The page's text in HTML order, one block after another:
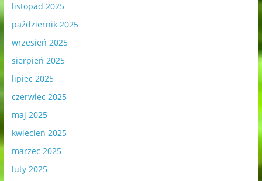
listopad 2025
październik 2025
wrzesień 2025
sierpień 2025
lipiec 2025
czerwiec 2025
maj 2025
kwiecień 2025
marzec 2025
luty 2025